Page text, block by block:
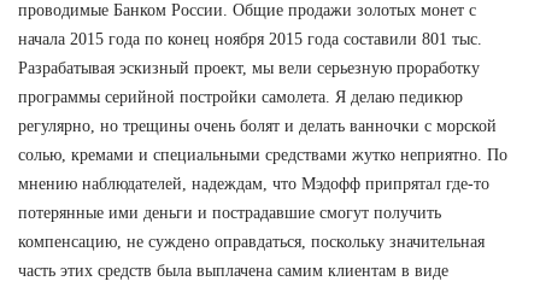
проводимые Банком России. Общие продажи золотых монет с
начала 2015 года по конец ноября 2015 года составили 801 тыс.
Разрабатывая эскизный проект, мы вели серьезную проработку
программы серийной постройки самолета. Я делаю педикюр
регулярно, но трещины очень болят и делать ванночки с морской
солью, кремами и специальными средствами жутко неприятно. По
мнению наблюдателей, надеждам, что Мэдофф припрятал где-то
потерянные ими деньги и пострадавшие смогут получить
компенсацию, не суждено оправдаться, поскольку значительная
часть этих средств была выплачена самим клиентам в виде